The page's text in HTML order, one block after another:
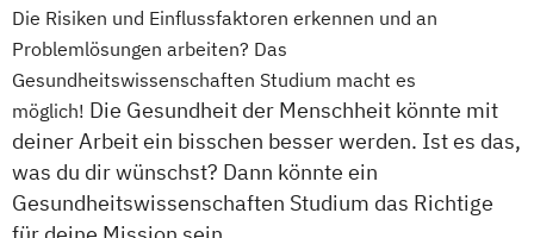
Die Risiken und Einflussfaktoren erkennen und an
Problemlösungen arbeiten? Das
Gesundheitswissenschaften Studium macht es
möglich! Die Gesundheit der Menschheit könnte mit
deiner Arbeit ein bisschen besser werden. Ist es das,
was du dir wünschst? Dann könnte ein
Gesundheitswissenschaften Studium das Richtige